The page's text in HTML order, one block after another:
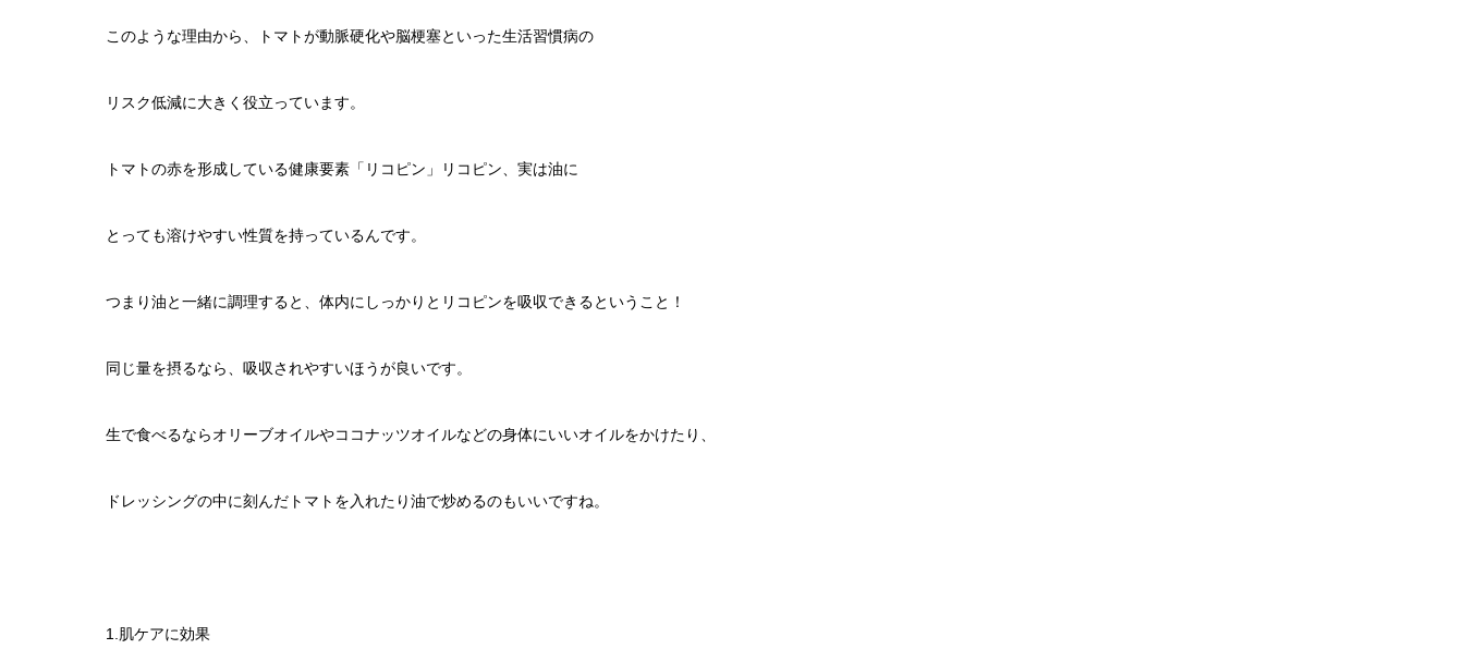
このような理由から、トマトが動脈硬化や脳梗塞といった生活習慣病の
リスク低減に大きく役立っています。
トマトの赤を形成している健康要素「リコピン」リコピン、実は油に
とっても溶けやすい性質を持っているんです。
つまり油と一緒に調理すると、体内にしっかりとリコピンを吸収できるということ！
同じ量を摂るなら、吸収されやすいほうが良いです。
生で食べるならオリーブオイルやココナッツオイルなどの身体にいいオイルをかけたり、
ドレッシングの中に刻んだトマトを入れたり油で炒めるのもいいですね。
1.肌ケアに効果